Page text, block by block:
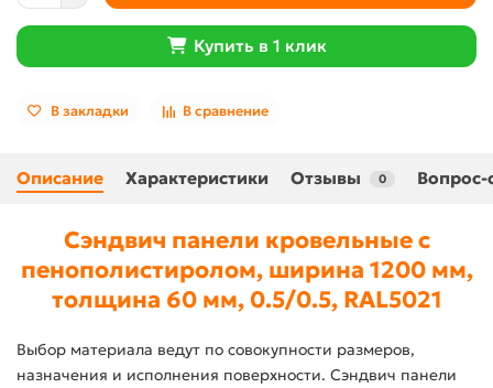
Купить в 1 клик
В закладки В сравнение
Описание Характеристики Отзывы 0 Вопрос-
Сэндвич панели кровельные с
пенополистиролом, ширина 1200 мм,
толщина 60 мм, 0.5/0.5, RAL5021
Выбор материала ведут по совокупности размеров,
назначения и исполнения поверхности. Сэндвич панели